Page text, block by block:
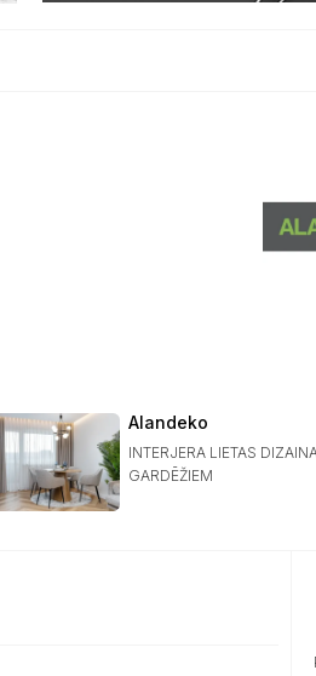
Alandeko
INTERJERA LIETAS DIZAINA UN STILA
GARDĒŽIEM